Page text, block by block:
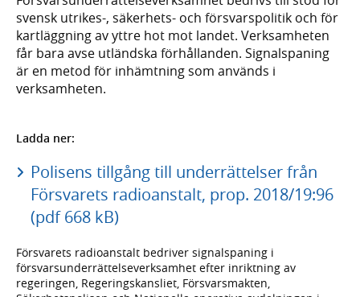
svensk utrikes-, säkerhets- och försvarspolitik och för
kartläggning av yttre hot mot landet. Verksamheten
får bara avse utländska förhållanden. Signalspaning
är en metod för inhämtning som används i
verksamheten.
Ladda ner:
Polisens tillgång till underrättelser från
Försvarets radioanstalt, prop. 2018/19:96
(pdf 668 kB)
Försvarets radioanstalt bedriver signalspaning i
försvarsunderrättelseverksamhet efter inriktning av
regeringen, Regeringskansliet, Försvarsmakten,